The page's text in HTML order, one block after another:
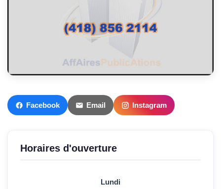
Facebook Email Instagram
Horaires d'ouverture
Lundi